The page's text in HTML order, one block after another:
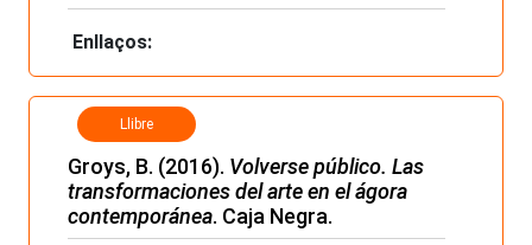
Enllaços:
Llibre
Groys, B. (2016). Volverse público. Las
transformaciones del arte en el ágora
contemporánea. Caja Negra.